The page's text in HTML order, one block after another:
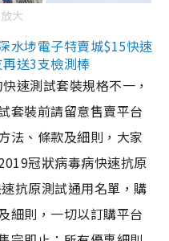
大
水埗電子特賣城$15快速
送3支檢測棒
速測試套裝規格不一，
套裝前請留意售賣平台
法、條款及細則，大家
冠狀病毒病快速抗原
抗原測試通用名單，購
細則，一切以訂購平台